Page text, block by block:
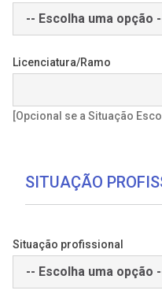
Licenciatura/Ramo
[Opcional se a Situação
SITUAÇÃO
Situação profissional